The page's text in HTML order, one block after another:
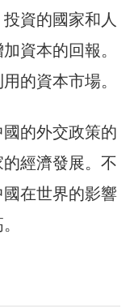
資的國家和人
資本的回報。
的資本市場。
的外交政策的
經濟發展。不
在世界的影響